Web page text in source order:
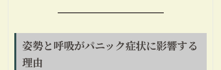
姿勢と呼吸がパニック症状に影響する
理由